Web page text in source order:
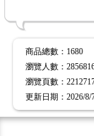
商品總數 ：1680
瀏覽人數 ：
瀏覽頁數 ：
更新日期 ：2026/8/